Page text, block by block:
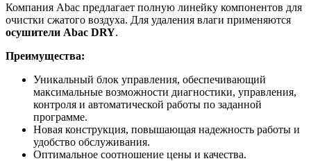
Компания Abac предлагает полную линейку компонентов для
очистки сжатого воздуха. Для удаления влаги применяются
осушители Abac DRY.
Преимущества:
Уникальный блок управления, обеспечивающий
максимальные возможности диагностики, управления,
контроля и автоматической работы по заданной
программе.
Новая конструкция, повышающая надежность работы и
удобство обслуживания.
Оптимальное соотношение цены и качества.